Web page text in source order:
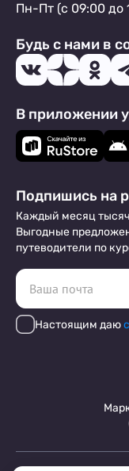
Пн-Пт (с 09:00 до
Будь с нами в
В приложении
Подпишись на
Каждый месяц
Выгодные
путеводители по
Настоящим даю